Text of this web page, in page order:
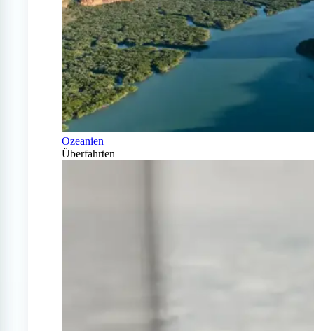
Ozeanien
Überfahrten